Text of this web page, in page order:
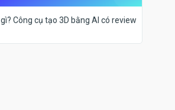
Công cụ tạo 3D bằng AI có review